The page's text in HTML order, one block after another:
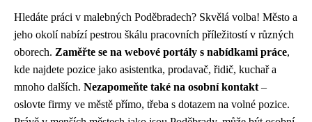
Hledáte práci v malebných Poděbradech? Skvělá volba! Město a
jeho okolí nabízí pestrou škálu pracovních příležitostí v různých
oborech. Zaměřte se na webové portály s nabídkami práce,
kde najdete pozice jako asistentka, prodavač, řidič, kuchař a
mnoho dalších. Nezapomeňte také na osobní kontakt –
oslovte firmy ve městě přímo, třeba s dotazem na volné pozice.